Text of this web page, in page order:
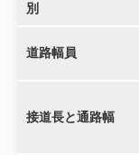
別
道路幅員
接道長と通路幅